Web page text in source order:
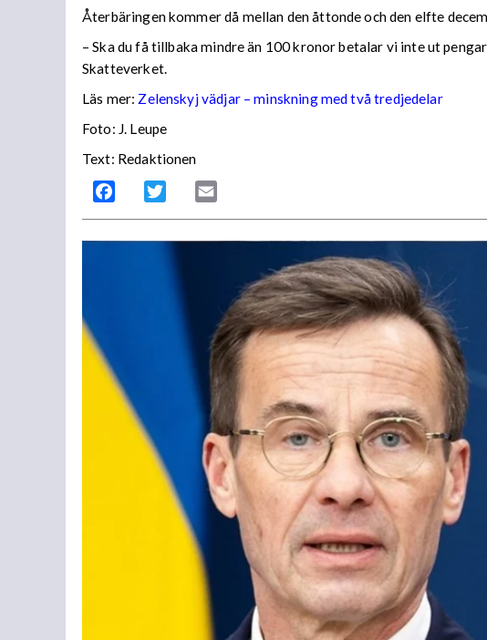
Återbäringen kommer då mellan den åttonde och den elfte
– Ska du få tillbaka mindre än 100 kronor betalar vi inte ut
Skatteverket.
Läs mer: Zelenskyj vädjar – minskning med två tredjedelar
Foto: J. Leupe
Text: Redaktionen
Facebook Twitter